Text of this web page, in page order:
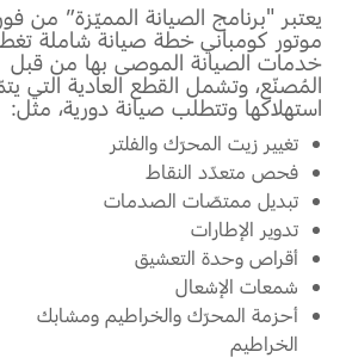
العربية
المتحدة
اليمن
دعم المزامنة
تقنية 4 SYNC
أجزاء
قطع غيار فورد الأصلية
موتوركرافت
قطع مقلدة
يعتبر "برنامج الصيانة المميّزة” من
موتور كومباني خطة صيانة شاملة
خدمات الصيانة الموصى بها من قبل
المُصنّع، وتشمل القطع العادية التي
استهلاكها وتتطلب صيانة دورية، مثل:
تغيير زيت المحرّك والفلتر
فحص متعدّد النقاط
تبديل ممتصّات الصدمات
تدوير الإطارات
أقراص وحدة التعشيق
شمعات الإشعال
أحزمة المحرّك والخراطيم ومشابك
الخراطيم